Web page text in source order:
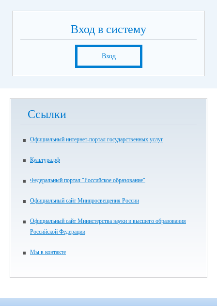
Вход в систему
Вход
Ссылки
Официальный интернет-портал государственных услуг
Культура.рф
Федеральный портал "Российское образование"
Официальный сайт Минпросвещения России
Официальный сайт Министерства науки и высшего образования
Российской Федерации
Мы в контакте